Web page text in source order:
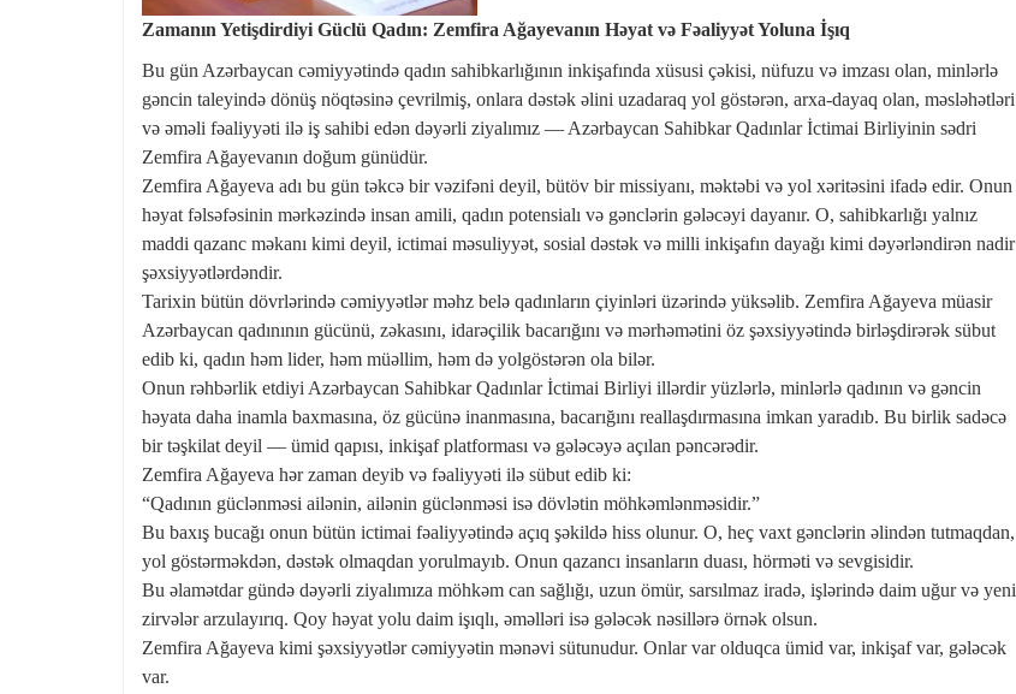
Zamanın Yetişdirdiyi Güclü Qadın: Zemfira Ağayevanın Həyat və Fəaliyyət Yoluna İşıq
Bu gün Azərbaycan cəmiyyətində qadın sahibkarlığının inkişafında xüsusi çəkisi, nüfuzu və imzası olan, minlərlə
gəncin taleyində dönüş nöqtəsinə çevrilmiş, onlara dəstək əlini uzadaraq yol göstərən, arxa-dayaq olan, məsləhətləri
və əməli fəaliyyəti ilə iş sahibi edən dəyərli ziyalımız — Azərbaycan Sahibkar Qadınlar İctimai Birliyinin sədri
Zemfira Ağayevanın doğum günüdür.
Zemfira Ağayeva adı bu gün təkcə bir vəzifəni deyil, bütöv bir missiyanı, məktəbi və yol xəritəsini ifadə edir. Onun
həyat fəlsəfəsinin mərkəzində insan amili, qadın potensialı və gənclərin gələcəyi dayanır. O, sahibkarlığı yalnız
maddi qazanc məkanı kimi deyil, ictimai məsuliyyət, sosial dəstək və milli inkişafın dayağı kimi dəyərləndirən nadir
şəxsiyyətlərdəndir.
Tarixin bütün dövrlərində cəmiyyətlər məhz belə qadınların çiyinləri üzərində yüksəlib. Zemfira Ağayeva müasir
Azərbaycan qadınının gücünü, zəkasını, idarəçilik bacarığını və mərhəmətini öz şəxsiyyətində birləşdirərək sübut
edib ki, qadın həm lider, həm müəllim, həm də yolgöstərən ola bilər.
Onun rəhbərlik etdiyi Azərbaycan Sahibkar Qadınlar İctimai Birliyi illərdir yüzlərlə, minlərlə qadının və gəncin
həyata daha inamla baxmasına, öz gücünə inanmasına, bacarığını reallaşdırmasına imkan yaradıb. Bu birlik sadəcə
bir təşkilat deyil — ümid qapısı, inkişaf platforması və gələcəyə açılan pəncərədir.
Zemfira Ağayeva hər zaman deyib və fəaliyyəti ilə sübut edib ki:
“Qadının güclənməsi ailənin, ailənin güclənməsi isə dövlətin möhkəmlənməsidir.”
Bu baxış bucağı onun bütün ictimai fəaliyyətində açıq şəkildə hiss olunur. O, heç vaxt gənclərin əlindən tutmaqdan,
yol göstərməkdən, dəstək olmaqdan yorulmayıb. Onun qazancı insanların duası, hörməti və sevgisidir.
Bu əlamətdar gündə dəyərli ziyalımıza möhkəm can sağlığı, uzun ömür, sarsılmaz iradə, işlərində daim uğur və yeni
zirvələr arzulayırıq. Qoy həyat yolu daim işıqlı, əməlləri isə gələcək nəsillərə örnək olsun.
Zemfira Ağayeva kimi şəxsiyyətlər cəmiyyətin mənəvi sütunudur. Onlar var olduqca ümid var, inkişaf var, gələcək
var.